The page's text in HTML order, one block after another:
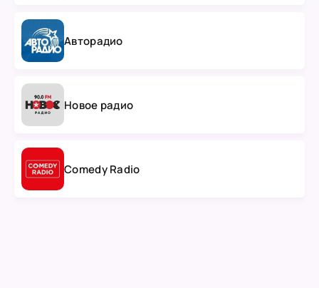
Авторадио
Новое радио
Comedy Radio